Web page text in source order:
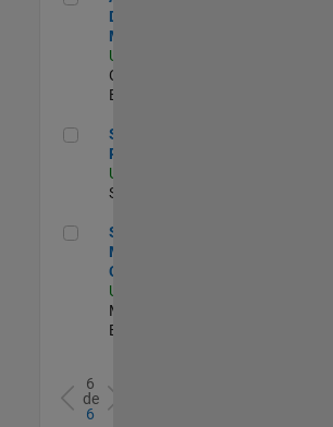
Defense Sales Account
Manager
US-CA-Torrance
Commercial Sales |
Experimentado
Sales Development Representative
Sales Development
Representative
US-MA-Natick
Sales | Experimentado
Senior Program Manager, Internal
Senior Program
Manager, Internal
Corporate Events
US-MA-Natick
Marketing Services |
Experimentado
6
de
6